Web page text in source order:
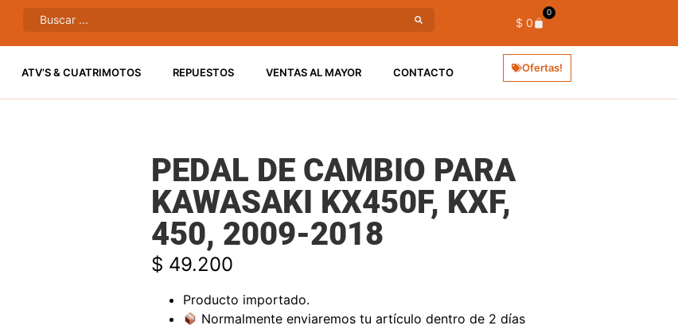
$ 0
0
ATV’S & CUATRIMOTOS REPUESTOS VENTAS AL MAYOR CONTACTO Ofertas!
PEDAL DE CAMBIO PARA
KAWASAKI KX450F, KXF,
450, 2009-2018
$ 49.200
Producto importado.
Normalmente enviaremos tu artículo dentro de 2 días